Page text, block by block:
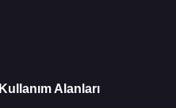
Kullanım Alanları